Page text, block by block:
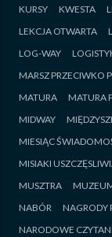
KURSY
KWESTA
LEKCJA OTWARTA
LOG-WAY
MARSZ PRZECIWKO
MATURA
MATURA
MIDWAY
MIESIĄC
MISIAKI
MUSZTRA
NABÓR
NAGRODY
NARODOWE